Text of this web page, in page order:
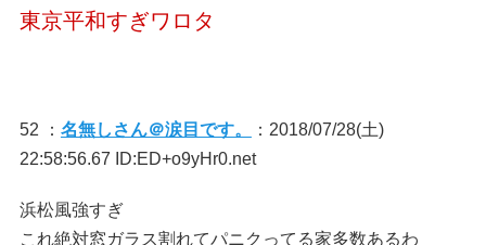
東京平和すぎワロタ
52 ： 名無しさん＠涙目です。
：2018/07/28(土)
22:58:56.67 ID:ED+o9yHr0.net
浜松風強すぎ
これ絶対窓ガラス割れてパニクってる家多数あるわ